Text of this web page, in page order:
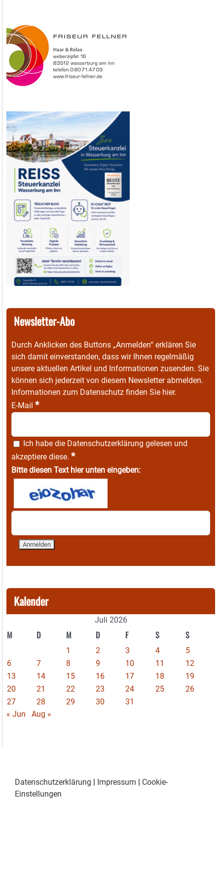
Newsletter-Abo
Durch Anklicken des Buttons „Anmelden“ erklären Sie
sich damit einverstanden, dass wir Ihnen regelmäßig
unsere aktuellen Artikel und Informationen zusenden. Sie
können sich jederzeit von diesem Newsletter abmelden.
Informationen zum Datenschutz finden Sie hier.
E-Mail *
Ich habe die Datenschutzerklärung gelesen und
akzeptiere diese. *
Bitte diesen Text hier unten eingeben:
Kalender
Juli 2026
M D M D F S S
1 2 3 4
5
6
7 8 9 10 11
12
13
14 15 16 17 18
19
20
21 22 23 24 25
26
27
28 29 30
31
« Jun
Aug »
Datenschutzerklärung | Impressum | Cookie-
Einstellungen